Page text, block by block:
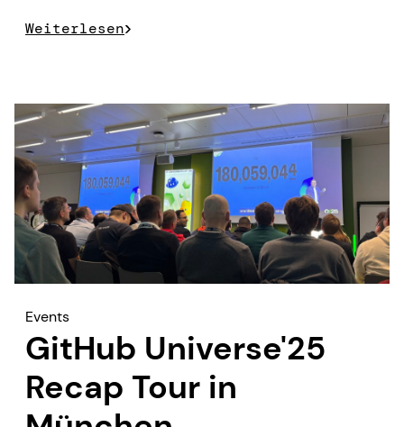
gab.
Weiterlesen
Events
GitHub Universe'25
Recap Tour in